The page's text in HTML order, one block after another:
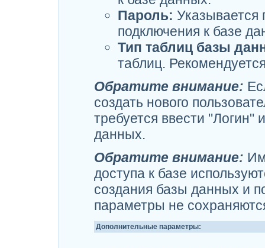
Пароль: Указывается
подключения к базе
Тип таблиц базы
таблиц.
Обратите внимание:
создать нового
требуется ввести
данных.
Обратите внимание:
доступа к базе
создания базы данных и
параметры не
Дополнительные параметры: